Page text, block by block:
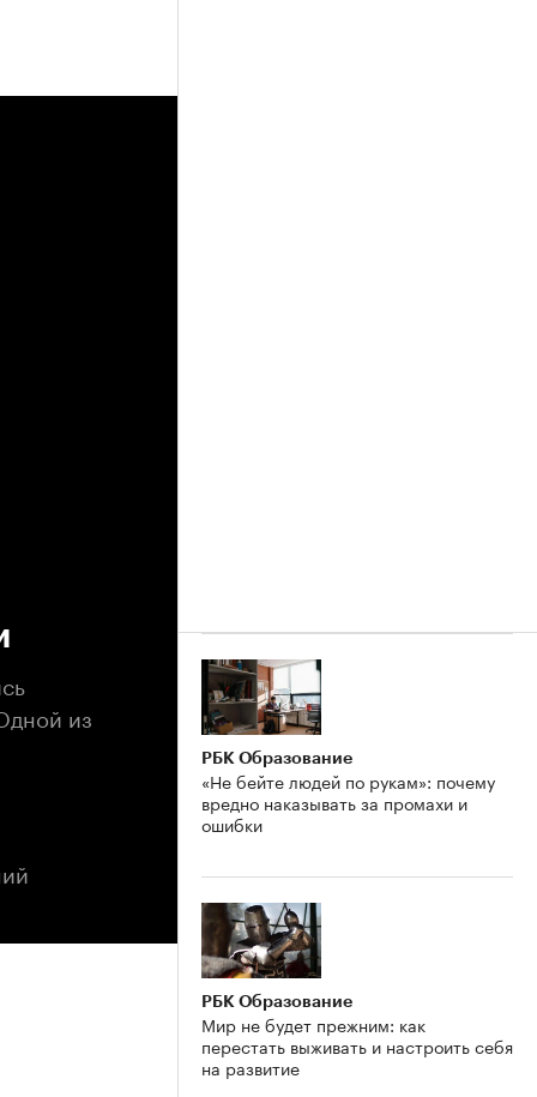
из
РБК Образование
«Не бейте людей по рукам»: почему
вредно наказывать за промахи и
ошибки
РБК Образование
Мир не будет прежним: как
перестать выживать и настроить себя
на развитие